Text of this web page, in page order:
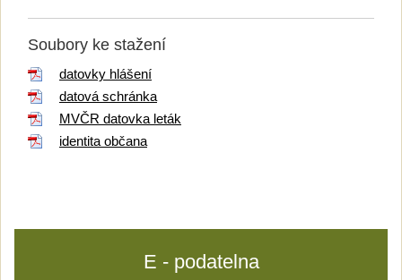
Soubory ke stažení
datovky hlášení
datová schránka
MVČR datovka leták
identita občana
E - podatelna